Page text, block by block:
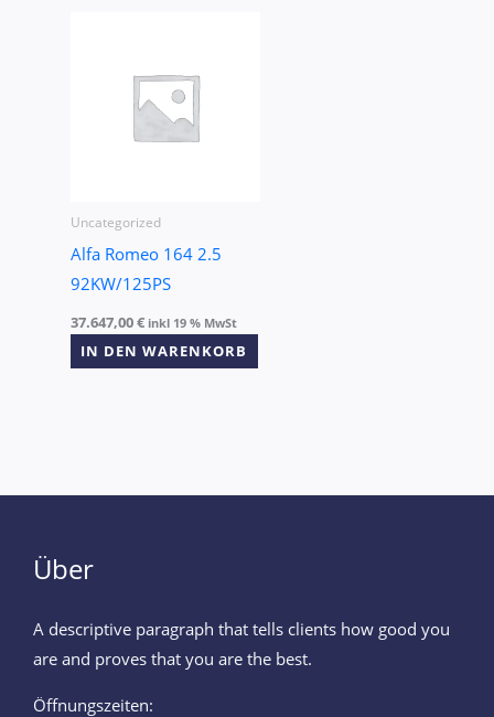
Uncategorized
Alfa Romeo 164 2.5
92KW/125PS
37.647,00€ inkl 19 % MwSt
IN DEN WARENKORB
Über
A descriptive paragraph that tells clients how good you
are and proves that you are the best.
Öffnungszeiten: